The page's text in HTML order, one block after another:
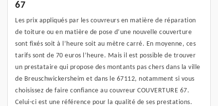
67
Les prix appliqués par les couvreurs en matière de réparation
de toiture ou en matière de pose d’une nouvelle couverture
sont fixés soit à l’heure soit au mètre carré. En moyenne, ces
tarifs sont de 70 euros l’heure. Mais il est possible de trouver
un prestataire qui propose des montants pas chers dans la ville
de Breuschwickersheim et dans le 67112, notamment si vous
choisissez de faire confiance au couvreur COUVERTURE 67.
Celui-ci est une référence pour la qualité de ses prestations.